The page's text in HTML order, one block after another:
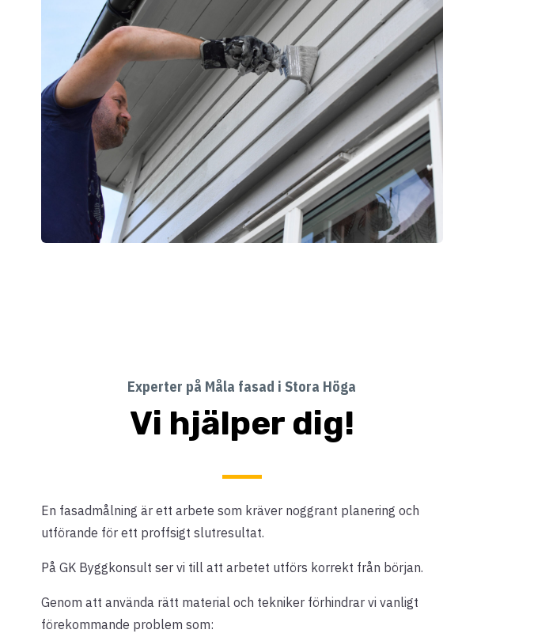
Experter på Måla fasad i Stora Höga
Vi hjälper dig!
En fasadmålning är ett arbete som kräver noggrant planering och
utförande för ett proffsigt slutresultat.
På GK Byggkonsult ser vi till att arbetet utförs korrekt från början.
Genom att använda rätt material och tekniker förhindrar vi vanligt
förekommande problem som: